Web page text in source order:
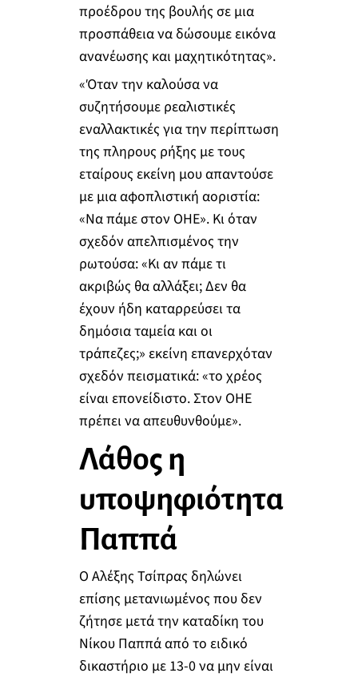
προέδρου της βουλής σε μια
προσπάθεια να δώσουμε εικόνα
ανανέωσης και μαχητικότητας».
«Όταν την καλούσα να
συζητήσουμε ρεαλιστικές
εναλλακτικές για την περίπτωση
της πληρους ρήξης με τους
εταίρους εκείνη μου απαντούσε
με μια αφοπλιστική αοριστία:
«Να πάμε στον ΟΗΕ». Κι όταν
σχεδόν απελπισμένος την
ρωτούσα: «Κι αν πάμε τι
ακριβώς θα αλλάξει; Δεν θα
έχουν ήδη καταρρεύσει τα
δημόσια ταμεία και οι
τράπεζες;» εκείνη επανερχόταν
σχεδόν πεισματικά: «το χρέος
είναι επονείδιστο. Στον ΟΗΕ
πρέπει να απευθυνθούμε».
Λάθος η
υποψηφιότητα
Παππά
Ο Αλέξης Τσίπρας δηλώνει
επίσης μετανιωμένος που δεν
ζήτησε μετά την καταδίκη του
Νίκου Παππά από το ειδικό
δικαστήριο με 13-0 να μην είναι